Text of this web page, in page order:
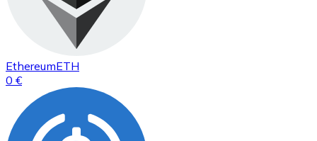
EthereumETH
0 €